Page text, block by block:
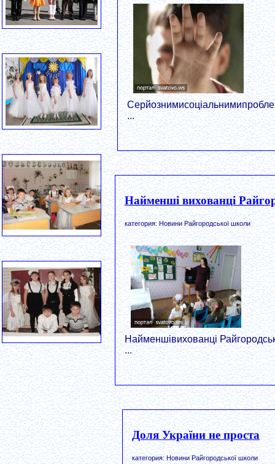
...
Найменші вихованці
категория: Новини Райгородської школи
Найменшівихованці
...
Доля України не проста
категория: Новини Райгородської школи